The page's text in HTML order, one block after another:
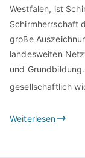
Westfalen, ist
Schirmherrschaft
große
landesweiten
und
gesellschaftlich
Weiterlesen